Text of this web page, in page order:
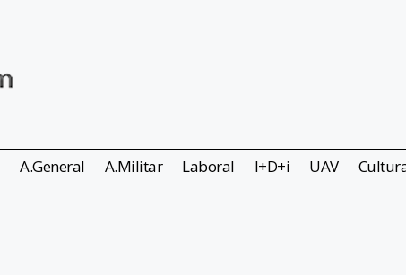
A.General A.Militar Laboral I+D+i UAV